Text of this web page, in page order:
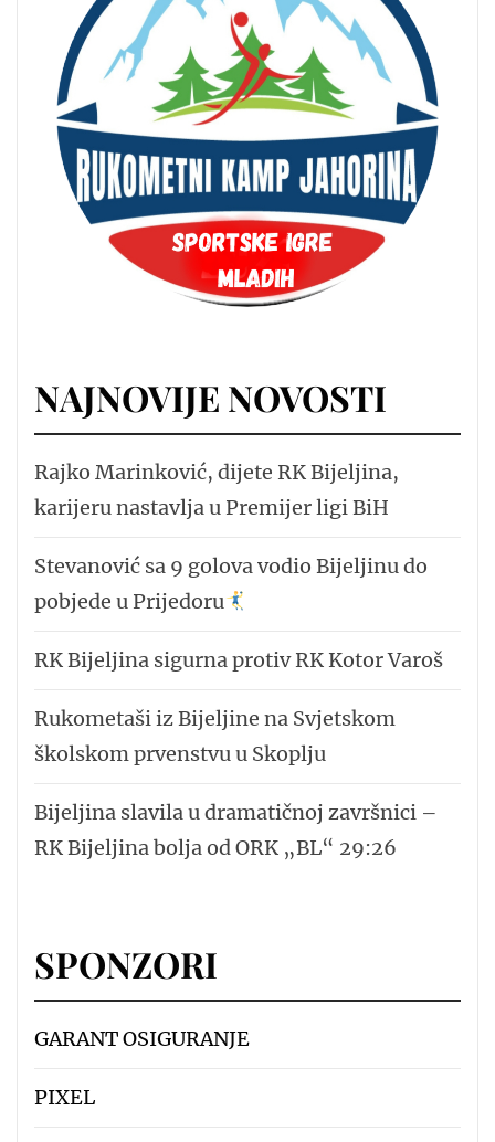
NAJNOVIJE NOVOSTI
Rajko Marinković, dijete RK Bijeljina,
karijeru nastavlja u Premijer ligi BiH
Stevanović sa 9 golova vodio Bijeljinu do
pobjede u Prijedoru
RK Bijeljina sigurna protiv RK Kotor Varoš
Rukometaši iz Bijeljine na Svjetskom
školskom prvenstvu u Skoplju
Bijeljina slavila u dramatičnoj završnici –
RK Bijeljina bolja od ORK „BL“ 29:26
SPONZORI
GARANT OSIGURANJE
PIXEL